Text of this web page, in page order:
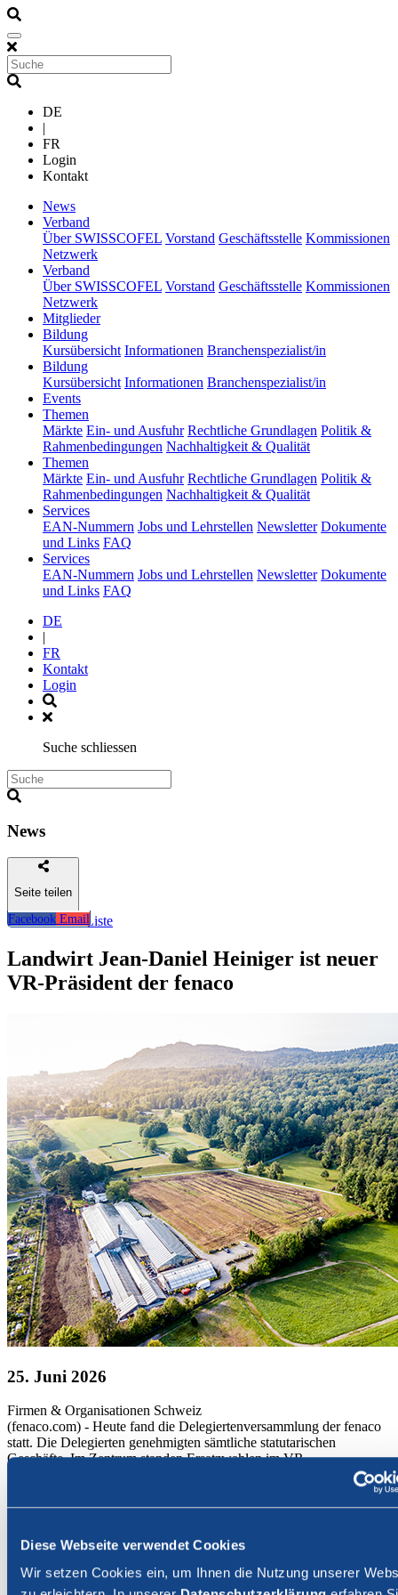
Diese Webseite verwendet Cookies
Wir setzen Cookies ein, um Ihnen die Nutzung unserer
DE
|
FR
Login
Kontakt
News(current)
Verband
Über SWISSCOFEL Vorstand Geschäftsstelle Kommissionen
Netzwerk
Verband
Über SWISSCOFEL Vorstand Geschäftsstelle Kommissionen
Netzwerk
Mitglieder(current)
Bildung(current)
Kursübersicht Informationen Branchenspezialist/in
Bildung(current)
Kursübersicht Informationen Branchenspezialist/in
Events(current)
Themen
Märkte Ein- und Ausfuhr Rechtliche Grundlagen Politik &
Rahmenbedingungen Nachhaltigkeit & Qualität
Themen
Märkte Ein- und Ausfuhr Rechtliche Grundlagen Politik &
Rahmenbedingungen Nachhaltigkeit & Qualität
Services(current)
EAN-Nummern Jobs und Lehrstellen Newsletter Dokumente
und Links FAQ
Services(current)
EAN-Nummern Jobs und Lehrstellen Newsletter Dokumente
und Links FAQ
DE
|
FR
Kontakt
Login
Suche schliessen
News
Seite teilen
Facebook Email
Zurück zur Liste
Landwirt Jean-Daniel Heiniger ist neuer
VR-Präsident der fenaco
25. Juni 2026
Firmen & Organisationen Schweiz
(fenaco.com) - Heute fand die Delegiertenversammlung der fenaco
statt. Die Delegierten genehmigten sämtliche statutarischen
Geschäfte. Im Zentrum standen Ersatzwahlen im VR.
Genossenschaft genehmigten die Delegierten sämtliche
Ersatzwahlen im Verwaltungsrat. Neuer Präsident der fenaco ist der
Landwirt Jean-Daniel Heiniger.
Rund 300 Delegierte und Gäste versammelten sich am 24. Juni